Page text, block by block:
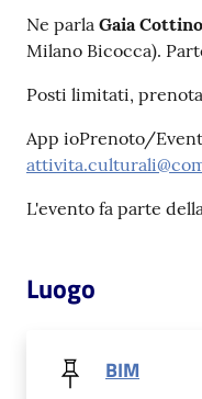
Catalogo
on line
Eventi
Ne parla Gaia Cottino
Milano Bicocca).
Posti limitati,
App ioPrenoto/
L'evento fa parte
Luogo
BIM